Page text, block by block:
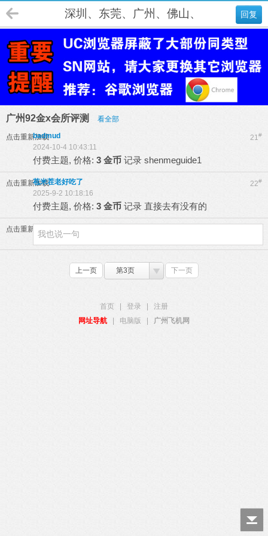
回复
深圳、东莞、广州、佛山、肇庆、江门
广州92金x会所评测 看全部
点击重新加载 21#
badmud
2024-10-4 10:43:11
付费主题, 价格: 3 金币 记录 shenmeguide1
点击重新加载 22#
苞米茬老好吃了
2025-9-2 10:18:16
付费主题, 价格: 3 金币 记录 直接去有没有的
点击重新加载
上一页 第3页 下一页
首页 登录
注册
网址导航
电脑版 广州飞机网